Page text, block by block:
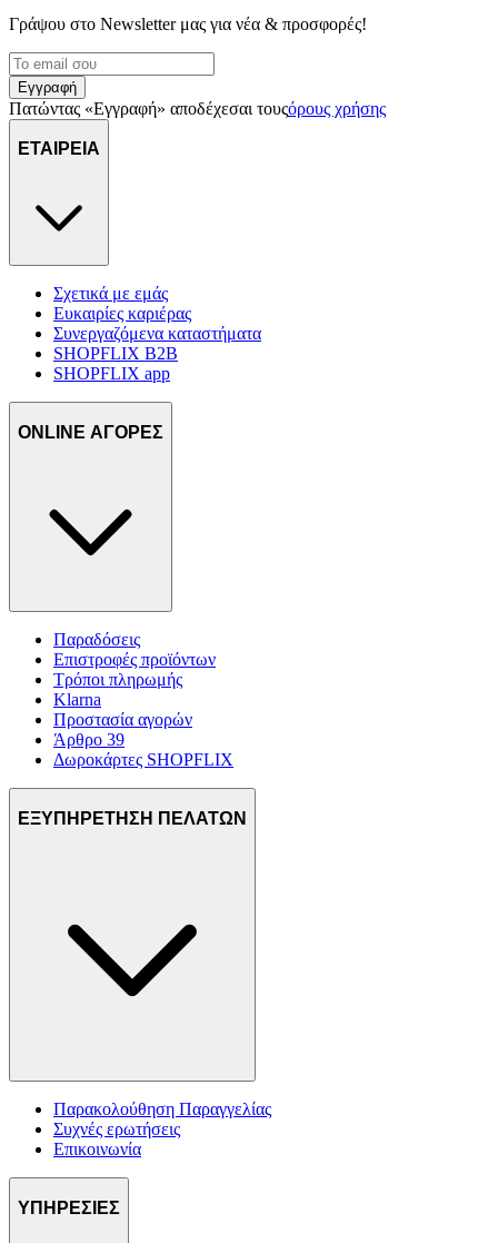
Γράψου στο Νewsletter μας για νέα & προσφορές!
Εγγραφή
Πατώντας «Εγγραφή» αποδέχεσαι τουςόρους χρήσης
ΕΤΑΙΡΕΙΑ
Σχετικά με εμάς
Ευκαιρίες καριέρας
Συνεργαζόμενα καταστήματα
SHOPFLIX B2B
SHOPFLIX app
ONLINE ΑΓΟΡΕΣ
Παραδόσεις
Επιστροφές προϊόντων
Τρόποι πληρωμής
Klarna
Προστασία αγορών
Άρθρο 39
Δωροκάρτες SHOPFLIX
ΕΞΥΠΗΡΕΤΗΣΗ ΠΕΛΑΤΩΝ
Παρακολούθηση Παραγγελίας
Συχνές ερωτήσεις
Επικοινωνία
ΥΠΗΡΕΣΙΕΣ